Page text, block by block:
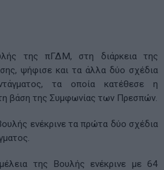
της πΓΔΜ, στη διάρκεια της
ψήφισε και τα άλλα δύο σχέδια
τα οποία κατέθεσε η
βάση της Συμφωνίας των Πρεσπών.
ενέκρινε τα πρώτα δύο σχέδια
της Βουλής ενέκρινε με 64